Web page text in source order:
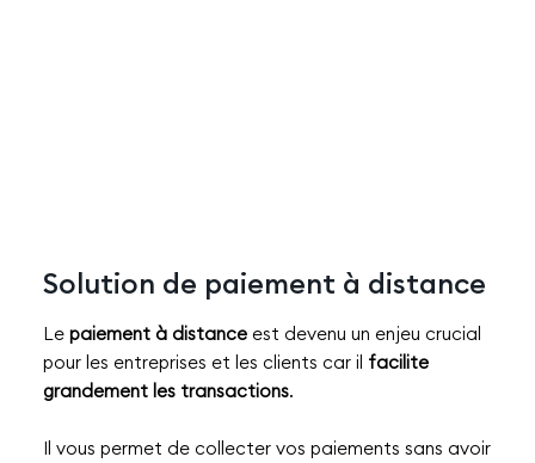
Solution de paiement à distance
Le paiement à distanceest devenu un enjeu crucial
pour les entreprises et les clients car il facilite
grandement les transactions.
Il vous permet de collecter vos paiements sans avoir